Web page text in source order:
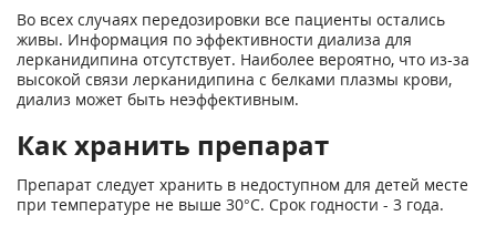
Во всех случаях передозировки все пациенты остались
живы. Информация по эффективности диализа для
лерканидипина отсутствует. Наиболее вероятно, что из-за
высокой связи лерканидипина с белками плазмы крови,
диализ может быть неэффективным.
Как хранить препарат
Препарат следует хранить в недоступном для детей месте
при температуре не выше 30°С. Срок годности - 3 года.